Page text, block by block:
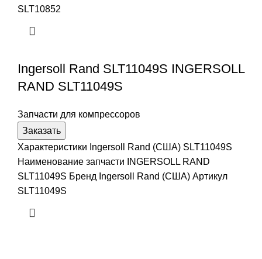
SLT10852
Ingersoll Rand SLT11049S INGERSOLL
RAND SLT11049S
Запчасти для компрессоров
Заказать
Характеристики Ingersoll Rand (США) SLT11049S
Наименование запчасти INGERSOLL RAND
SLT11049S Бренд Ingersoll Rand (США) Артикул
SLT11049S